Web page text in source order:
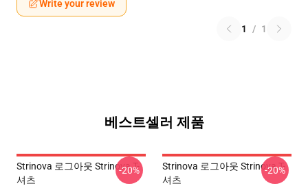
Write your review
1 / 1
베스트셀러 제품
Strinova 로그아웃 Strinova T-
셔츠
-20%
Strinova 로그아웃 Strinova T-
셔츠
-20%